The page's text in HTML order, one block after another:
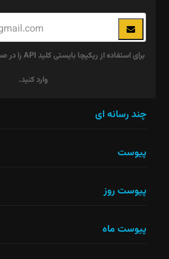
وارد کنید.
نباید
شود.
چند رسانه ای
پیوست
پیوست روز
پیوست ماه